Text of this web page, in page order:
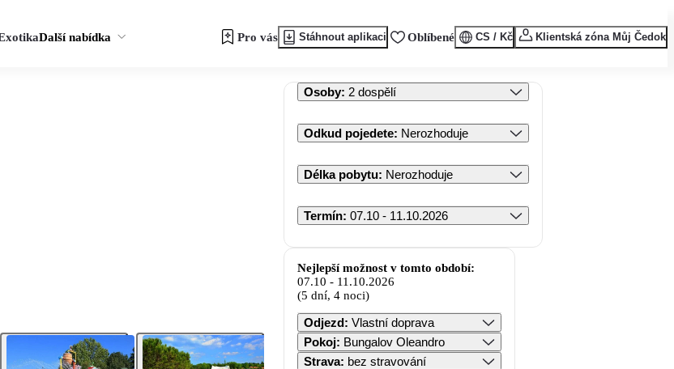
Další nabídka Pro vás Stáhnout aplikaci Oblíbené CS / Kč Klientská zóna Můj Čedok
Osoby: 2 dospělí
Odkud pojedete: Nerozhoduje
Délka pobytu: Nerozhoduje
Termín: 07.10 - 11.10.2026
Nejlepší možnost v tomto období:
07.10 - 11.10.2026
(5 dní, 4 noci)
Odjezd: Vlastní doprava
Pokoj: Bungalov Oleandro
Strava: bez stravování